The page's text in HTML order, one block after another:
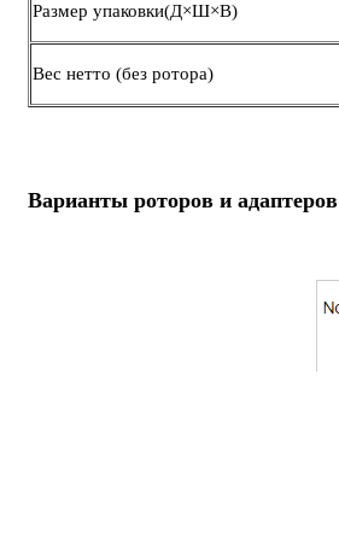
Размер упаковки(Д×Ш×В)
Вес нетто (без ротора)
Варианты роторов и адаптеров